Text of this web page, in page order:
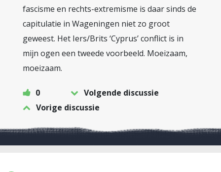
fascisme en rechts-extremisme is daar sinds de
capitulatie in Wageningen niet zo groot
geweest. Het Iers/Brits ‘Cyprus’ conflict is in
mijn ogen een tweede voorbeeld. Moeizaam,
moeizaam.
0
Volgende discussie
Vorige discussie